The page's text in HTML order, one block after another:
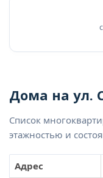
Дома на ул.
Список
этажностью и
Адрес